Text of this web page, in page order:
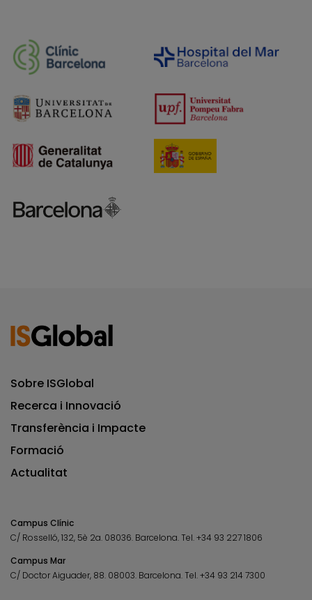
Sobre ISGlobal
Recerca i Innovació
Transferència i Impacte
Formació
Actualitat
Campus Clínic
C/ Rosselló, 132, 5è 2a. 08036. Barcelona.Tel.+34 93 227 1806
Campus Mar
C/ Doctor Aiguader, 88. 08003. Barcelona.Tel.+34 93 214 7300